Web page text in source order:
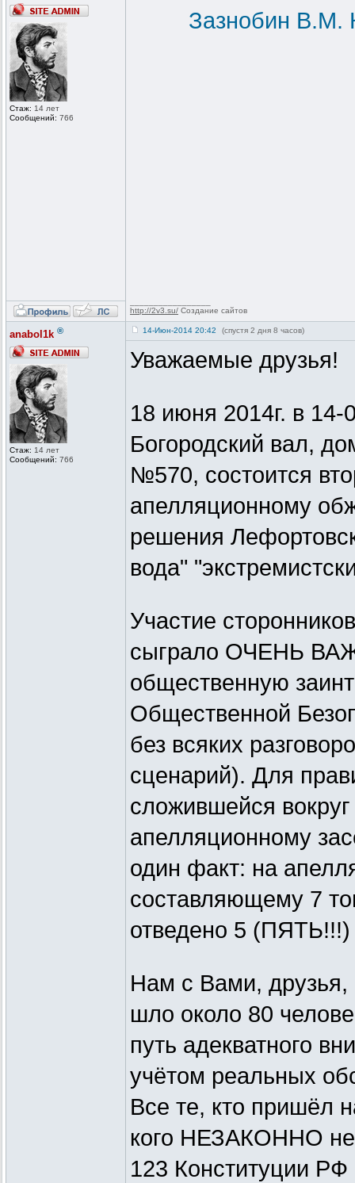
Стаж: 14 лет
Сообщений: 766
Зазнобин В.М.
http://2v3.su/ Создание сайтов
anabol1k ®
Стаж: 14 лет
Сообщений: 766
14-Июн-2014 20:42 (спустя 2 дня 8 часов)
Уважаемые друзья!
18 июня 2014г. в 14-
Богородский вал,
№570, состоится
апелляционному
решения
вода"
Участие
сыграло ОЧЕНЬ
общественную
Общественной
без всяких
сценарий). Для
сложившейся
апелляционному
один факт: на
составляющему 7
отведено 5 (ПЯТЬ!!!)
Нам с Вами, друзья,
шло около 80
путь адекватного
учётом реальных
Все те, кто пришёл
кого НЕЗАКОННО не
123 Конституции